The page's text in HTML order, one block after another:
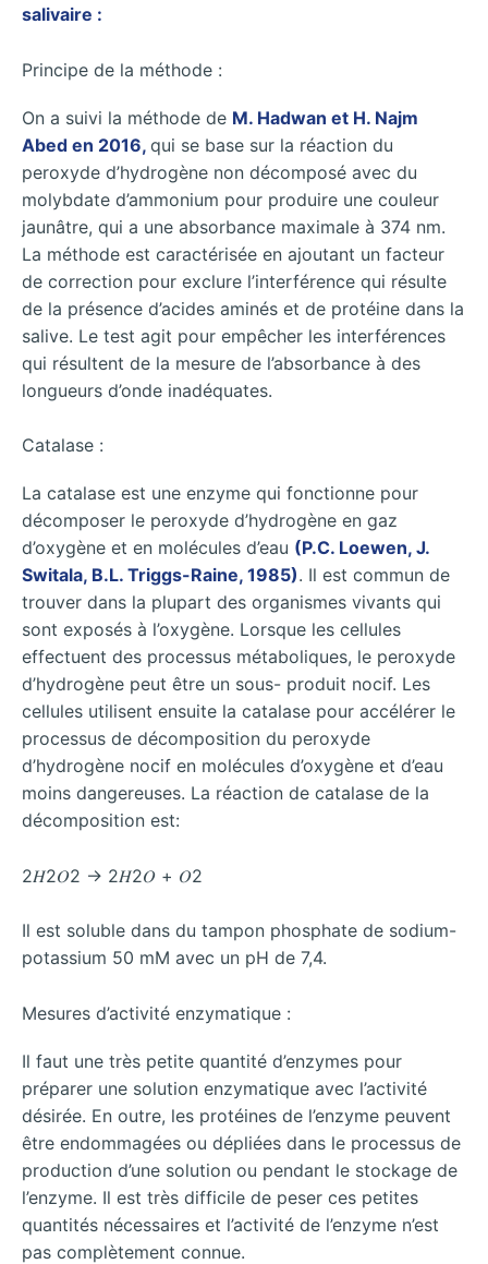
salivaire :
Principe de la méthode :
On a suivi la méthode de M. Hadwan et H. Najm
Abed en 2016, qui se base sur la réaction du
peroxyde d’hydrogène non décomposé avec du
molybdate d’ammonium pour produire une couleur
jaunâtre, qui a une absorbance maximale à 374 nm.
La méthode est caractérisée en ajoutant un facteur
de correction pour exclure l’interférence qui résulte
de la présence d’acides aminés et de protéine dans la
salive. Le test agit pour empêcher les interférences
qui résultent de la mesure de l’absorbance à des
longueurs d’onde inadéquates.
Catalase :
La catalase est une enzyme qui fonctionne pour
décomposer le peroxyde d’hydrogène en gaz
d’oxygène et en molécules d’eau (P.C. Loewen, J.
Switala, B.L. Triggs-Raine, 1985). Il est commun de
trouver dans la plupart des organismes vivants qui
sont exposés à l’oxygène. Lorsque les cellules
effectuent des processus métaboliques, le peroxyde
d’hydrogène peut être un sous- produit nocif. Les
cellules utilisent ensuite la catalase pour accélérer le
processus de décomposition du peroxyde
d’hydrogène nocif en molécules d’oxygène et d’eau
moins dangereuses. La réaction de catalase de la
décomposition est:
2𝐻2𝑂2 → 2𝐻2𝑂 + 𝑂2
Il est soluble dans du tampon phosphate de sodium-
potassium 50 mM avec un pH de 7,4.
Mesures d’activité enzymatique :
Il faut une très petite quantité d’enzymes pour
préparer une solution enzymatique avec l’activité
désirée. En outre, les protéines de l’enzyme peuvent
être endommagées ou dépliées dans le processus de
production d’une solution ou pendant le stockage de
l’enzyme. Il est très difficile de peser ces petites
quantités nécessaires et l’activité de l’enzyme n’est
pas complètement connue.